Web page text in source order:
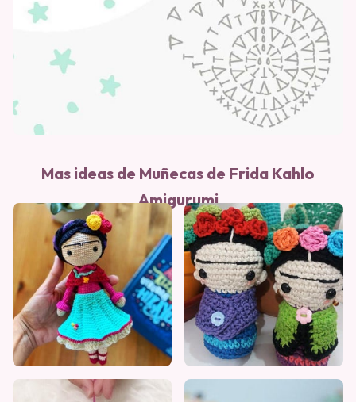
Mas ideas de Muñecas de Frida Kahlo
Amigurumi